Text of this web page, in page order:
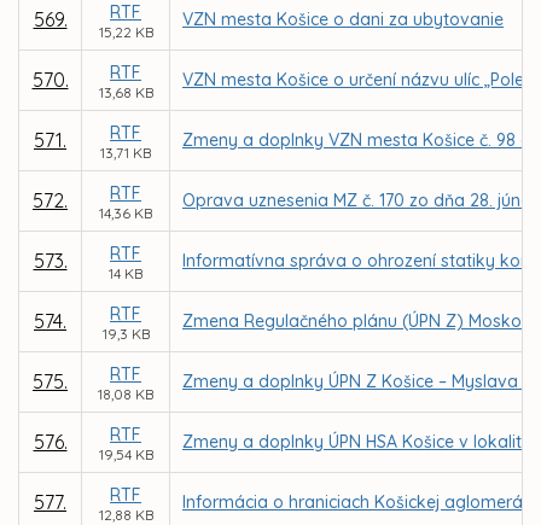
569. RTF
15,22 KB
VZN mesta Košice o dani za ubytovanie
570. RTF
13,68 KB
VZN mesta Košice o určení názvu ulíc
571. RTF
13,71 KB
Zmeny a doplnky VZN mesta Košice č. 98
572. RTF
14,36 KB
Oprava uznesenia MZ č. 170 zo dňa 28. júna
573. RTF
14 KB
Informatívna správa o ohrození statiky
574. RTF
19,3 KB
Zmena Regulačného plánu (ÚPN Z)
575. RTF
18,08 KB
Zmeny a doplnky ÚPN Z Košice – Myslava
576. RTF
19,54 KB
Zmeny a doplnky ÚPN HSA Košice v
577. RTF
12,88 KB
Informácia o hraniciach Košickej